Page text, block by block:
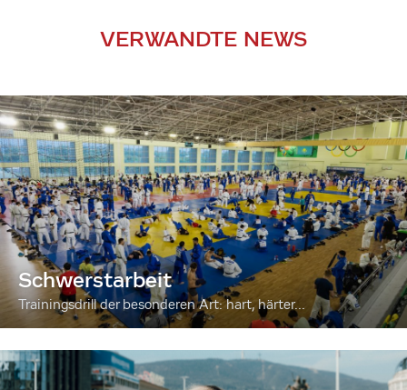
VERWANDTE NEWS
Schwerstarbeit
Trainingsdrill der besonderen Art: hart, härter...